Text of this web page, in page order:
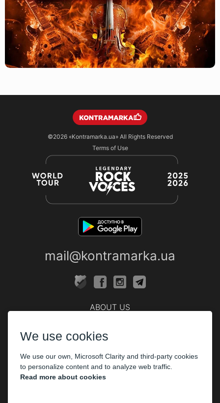
©2026 «Kontramarka.ua»All Rights Reserved
Terms of Use
mail@kontramarka.ua
ABOUT US
The organizers
Corporate customers
We use cookies
We use our own, Microsoft Clarity and third-party cookies
to personalize content and to analyze web traffic.
Read more about cookies